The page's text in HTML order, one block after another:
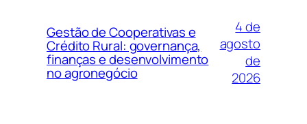
Gestão de Cooperativas e
Crédito Rural: governança,
finanças e desenvolvimento
no agronegócio
4 de
agosto
de
2026